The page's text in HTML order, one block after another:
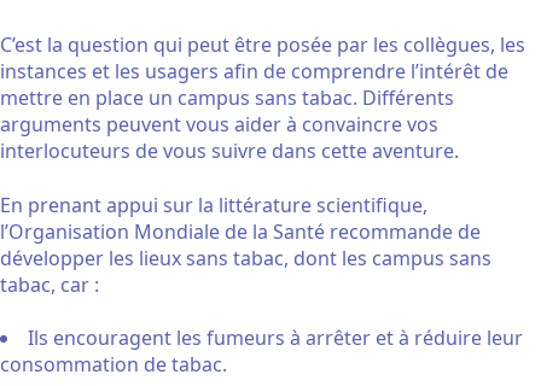
C’est la question qui peut être posée par les collègues, les
instances et les usagers afin de comprendre l’intérêt de
mettre en place un campus sans tabac. Différents
arguments peuvent vous aider à convaincre vos
interlocuteurs de vous suivre dans cette aventure.
En prenant appui sur la littérature scientifique,
l’Organisation Mondiale de la Santé recommande de
développer les lieux sans tabac, dont les campus sans
tabac, car :
Ils encouragent les fumeurs à arrêter et à réduire leur
consommation de tabac.